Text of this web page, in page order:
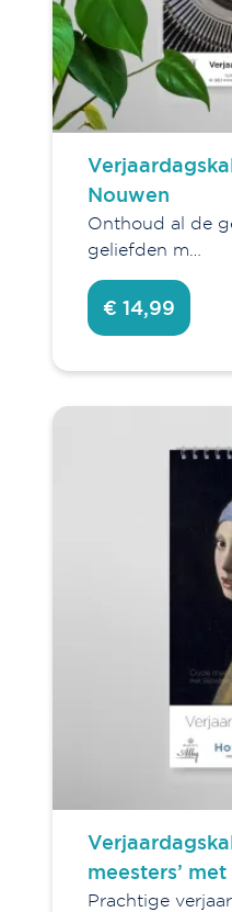
Agenda's
Jaarkalenders
Scheurkalenders
Verjaardagskalenders
Verfijn je keuze
Agenda's en
Boeken
Decoratie
Kaarten
Wanddecoratie
Nouwen
Onthoud al de
geliefden m…
€ 14,99
meesters’
Prachtige